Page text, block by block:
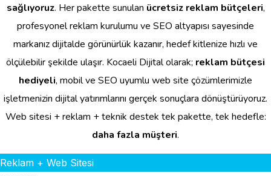
sağlıyoruz. Her pakette sunulan ücretsiz reklam bütçeleri,
profesyonel reklam kurulumu ve SEO altyapısı sayesinde
markanız dijitalde görünürlük kazanır, hedef kitlenize hızlı ve
ölçülebilir şekilde ulaşır. Kocaeli Dijital olarak; reklam bütçesi
hediyeli, mobil ve SEO uyumlu web site çözümlerimizle
işletmenizin dijital yatırımlarını gerçek sonuçlara dönüştürüyoruz.
Web sitesi + reklam + teknik destek tek pakette, tek hedefle:
daha fazla müşteri.
Reklam + Web Sitesi